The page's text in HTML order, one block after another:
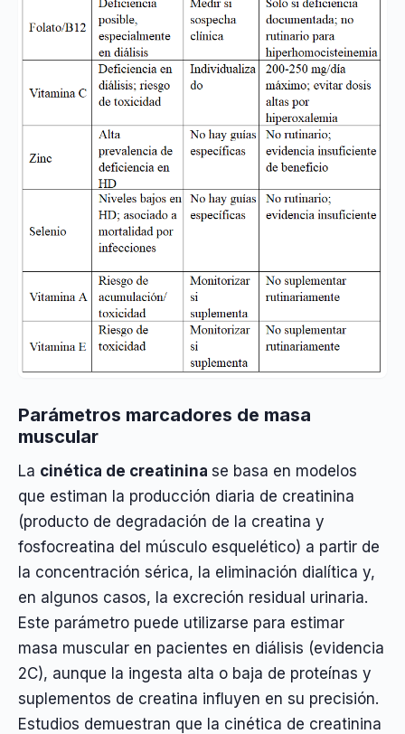
Parámetros marcadores de masa
muscular
La cinética de creatinina se basa en modelos
que estiman la producción diaria de creatinina
(producto de degradación de la creatina y
fosfocreatina del músculo esquelético) a partir de
la concentración sérica, la eliminación dialítica y,
en algunos casos, la excreción residual urinaria.
Este parámetro puede utilizarse para estimar
masa muscular en pacientes en diálisis (evidencia
2C), aunque la ingesta alta o baja de proteínas y
suplementos de creatina influyen en su precisión.
Estudios demuestran que la cinética de creatinina